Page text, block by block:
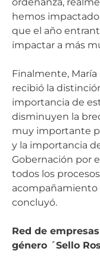
hemos impactado
que el año
impactar a más
Finalmente, María
recibió la
importancia de
disminuyen la
muy importante
y la importancia
Gobernación por
todos los
acompañamiento
concluyó.
Red de
género ´Sello